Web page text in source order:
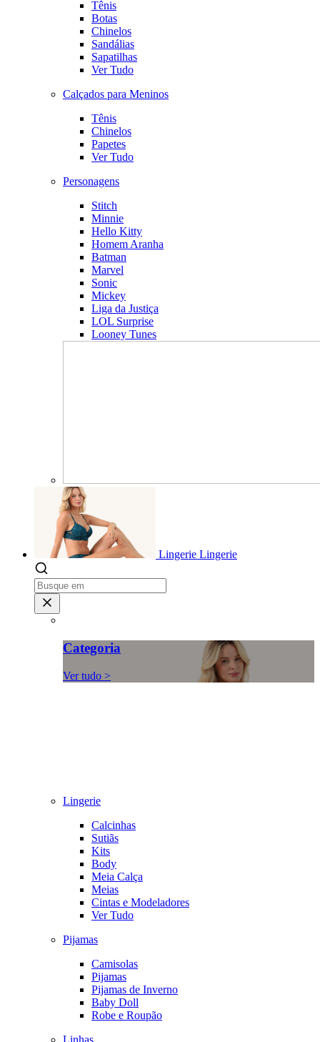
Tênis
Botas
Chinelos
Sandálias
Sapatilhas
Ver Tudo
Calçados para Meninos
Tênis
Chinelos
Papetes
Ver Tudo
Personagens
Stitch
Minnie
Hello Kitty
Homem Aranha
Batman
Marvel
Sonic
Mickey
Liga da Justiça
LOL Surprise
Looney Tunes
Lingerie Lingerie
Categoria
Ver tudo >
Lingerie
Calcinhas
Sutiãs
Kits
Body
Meia Calça
Meias
Cintas e Modeladores
Ver Tudo
Pijamas
Camisolas
Pijamas
Pijamas de Inverno
Baby Doll
Robe e Roupão
Linhas